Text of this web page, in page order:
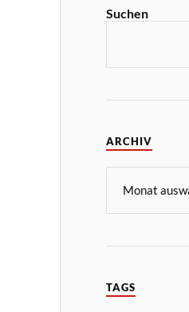
Suchen
ARCHIV
TAGS